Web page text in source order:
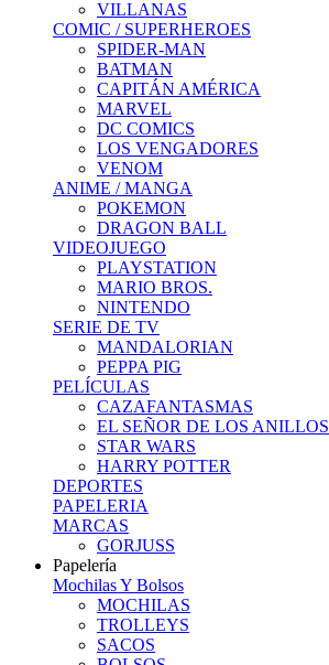
VILLANAS
COMIC / SUPERHEROES
SPIDER-MAN
BATMAN
CAPITÁN AMÉRICA
MARVEL
DC COMICS
LOS VENGADORES
VENOM
ANIME / MANGA
POKEMON
DRAGON BALL
VIDEOJUEGO
PLAYSTATION
MARIO BROS.
NINTENDO
SERIE DE TV
MANDALORIAN
PEPPA PIG
PELÍCULAS
CAZAFANTASMAS
EL SEÑOR DE LOS ANILLOS
STAR WARS
HARRY POTTER
DEPORTES
PAPELERIA
MARCAS
GORJUSS
Papelería
Mochilas Y Bolsos
MOCHILAS
TROLLEYS
SACOS